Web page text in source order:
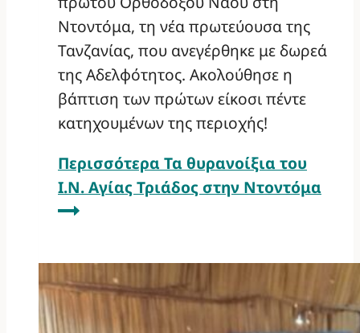
Ντοντόμα, τη νέα πρωτεύουσα της
Τανζανίας, που ανεγέρθηκε με δωρεά
της Αδελφότητος. Ακολούθησε η
βάπτιση των πρώτων είκοσι πέντε
κατηχουμένων της περιοχής!
Περισσότερα Τα θυρανοίξια του
Ι.Ν. Αγίας Τριάδος στην Ντοντόμα